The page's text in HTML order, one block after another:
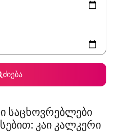
ძიება
საცხოვრებლები
კაი კალკერი